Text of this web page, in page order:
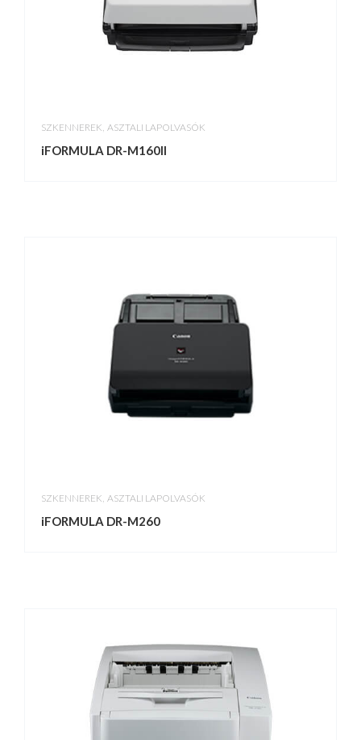
SZKENNEREK ASZTALI LAPOLVASÓK
iFORMULA DR-M160II
SZKENNEREK ASZTALI LAPOLVASÓK
iFORMULA DR-M260